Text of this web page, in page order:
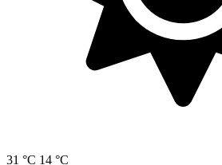
31 °C 14 °C